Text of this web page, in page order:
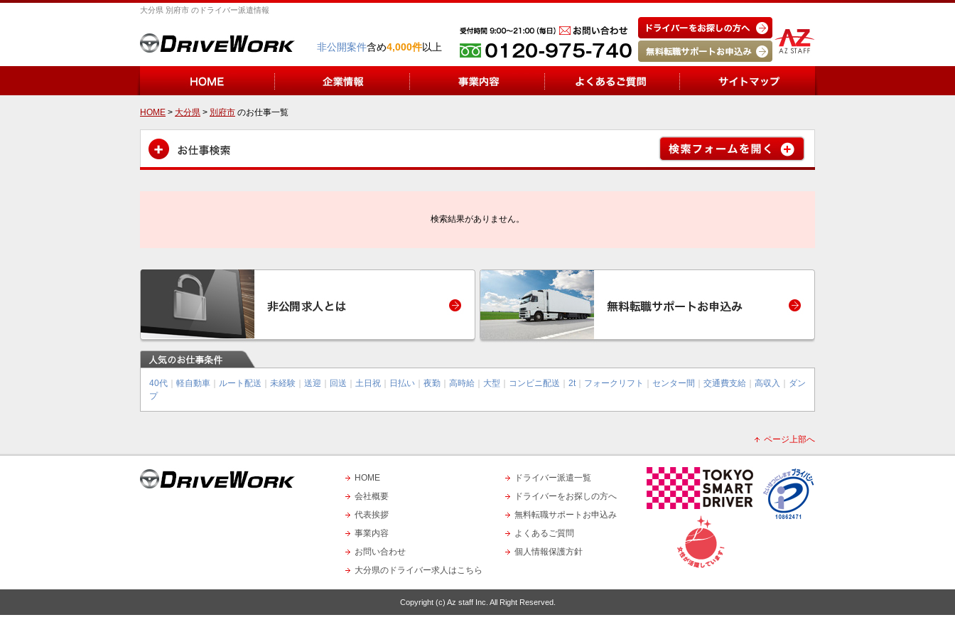
大分県 別府市 のドライバー派遣情報
非公開案件含め4,000件以上
HOME > 大分県 > 別府市 のお仕事一覧
検索結果がありません。
40代 軽自動車 ルート配送 未経験 送迎 回送 土日祝 日払い 夜勤 高時給 大型 コンビニ配送 2t｜ フォークリフト センター間 交通費支給 高収入
ダン
プ
ページ上部へ
HOME
会社概要
代表挨拶
事業内容
お問い合わせ
大分県のドライバー求人はこちら
ドライバー派遣一覧
ドライバーをお探しの方へ
無料転職サポートお申込み
よくあるご質問
個人情報保護方針
Copyright (c) Az staff Inc. All Right Reserved.